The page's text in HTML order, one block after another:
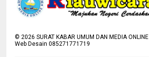
©2026 SURAT KABAR UMUM DAN MEDIA ONLINE
Web Desain 085271771719